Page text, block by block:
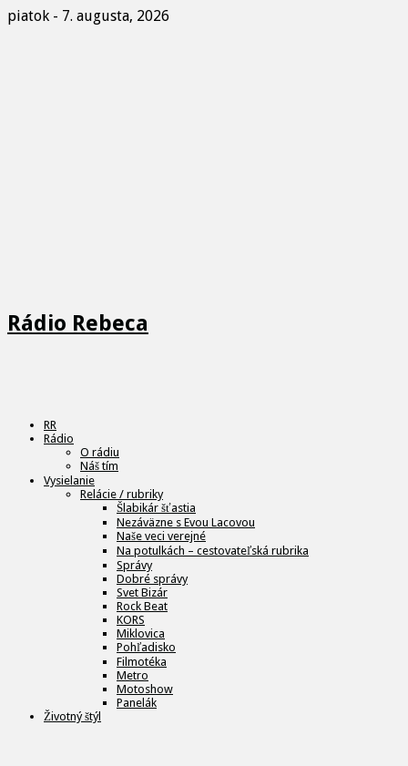
piatok - 7. augusta, 2026
Rádio Rebeca
RR
Rádio
O rádiu
Náš tím
Vysielanie
Relácie / rubriky
Šlabikár šťastia
Nezáväzne s Evou Lacovou
Naše veci verejné
Na potulkách – cestovateľská rubrika
Správy
Dobré správy
Svet Bizár
Rock Beat
KORS
Miklovica
Pohľadisko
Filmotéka
Metro
Motoshow
Panelák
Životný štýl